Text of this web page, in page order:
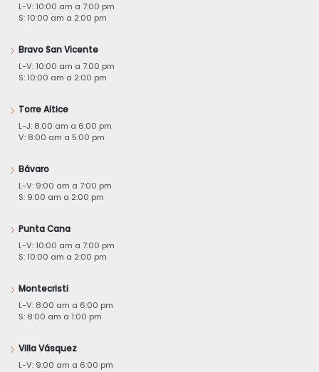
L-V: 10:00 am a 7:00 pm
S: 10:00 am a 2:00 pm
Bravo San Vicente
L-V: 10:00 am a 7:00 pm
S: 10:00 am a 2:00 pm
Torre Altice
L-J: 8:00 am a 6:00 pm
V: 8:00 am a 5:00 pm
Bávaro
L-V: 9:00 am a 7:00 pm
S: 9:00 am a 2:00 pm
Punta Cana
L-V: 10:00 am a 7:00 pm
S: 10:00 am a 2:00 pm
Montecristi
L-V: 8:00 am a 6:00 pm
S: 8:00 am a 1:00 pm
Villa Vásquez
L-V: 9:00 am a 6:00 pm